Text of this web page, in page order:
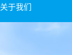
关于我们